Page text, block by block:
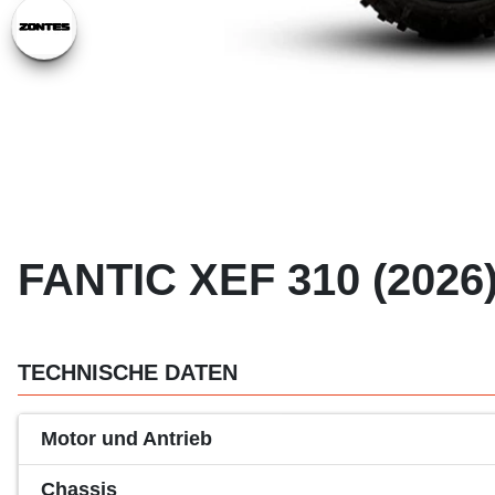
FANTIC XEF 310
TECHNISCHE DATEN
Motor und Antrieb
Chassis